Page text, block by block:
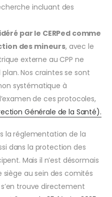
incluant des
par le CERPed comme
des mineurs, avec le
externe au CPP ne
Nos craintes se sont
systématique à
de ces protocoles,
Générale de la Santé).
la réglementation de la
dans la protection des
Mais il n’est désormais
siège au sein des comités
trouve directement